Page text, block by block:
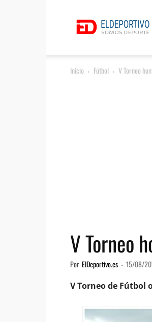
Inicio Fútbol V Torneo
V Torneo
Por ElDeportivo.es - 15/08/
V Torneo de Fútbol